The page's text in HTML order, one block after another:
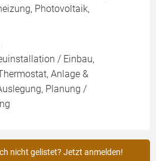
Photovoltaik,
/ Einbau,
Anlage &
Planung /
nicht gelistet? Jetzt anmelden!